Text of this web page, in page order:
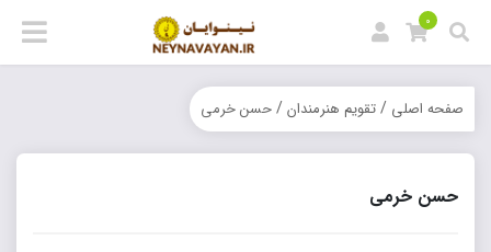
0
صفحه اصلی /تقویم هنرمندان/حسن خرمی
حسن خرمی